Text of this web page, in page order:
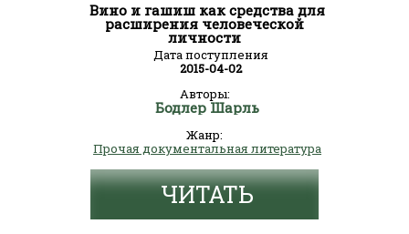
Вино и гашиш как средства для
расширения человеческой
личности
Дата поступления
2015-04-02
Авторы:
Бодлер Шарль
Жанр:
Прочая документальная литература
ЧИТАТЬ